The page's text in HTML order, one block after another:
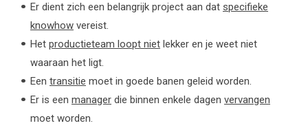
Er dient zich een belangrijk project aan dat specifieke
knowhow vereist.
Het productieteam loopt niet lekker en je weet niet
waaraan het ligt.
Een transitie moet in goede banen geleid worden.
Er is een manager die binnen enkele dagen vervangen
moet worden.